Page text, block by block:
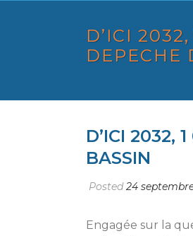
D’ICI
DEPECHE
D’ICI 2032,
BASSIN
Posted24
Engagée sur la